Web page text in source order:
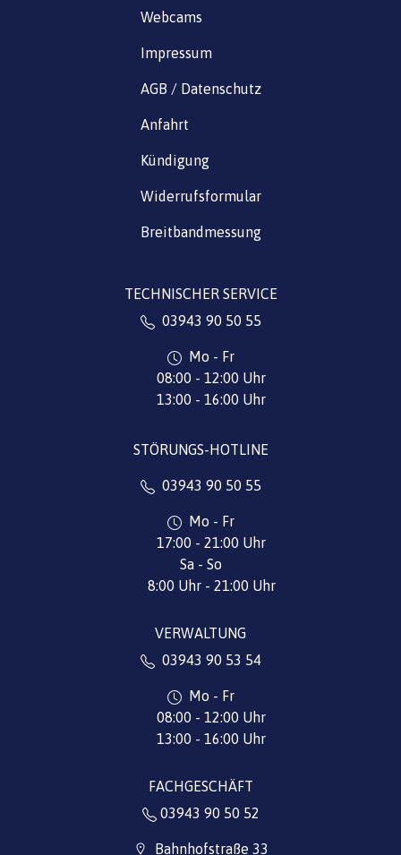
Webcams
Impressum
AGB / Datenschutz
Anfahrt
Kündigung
Widerrufsformular
Breitbandmessung
TECHNISCHER SERVICE
03943 90 50 55
Mo - Fr
08:00 - 12:00 Uhr
13:00 - 16:00 Uhr
STÖRUNGS-HOTLINE
03943 90 50 55
Mo - Fr
17:00 - 21:00 Uhr
Sa - So
8:00 Uhr - 21:00 Uhr
VERWALTUNG
03943 90 53 54
Mo - Fr
08:00 - 12:00 Uhr
13:00 - 16:00 Uhr
FACHGESCHÄFT
03943 90 50 52
Bahnhofstraße 33